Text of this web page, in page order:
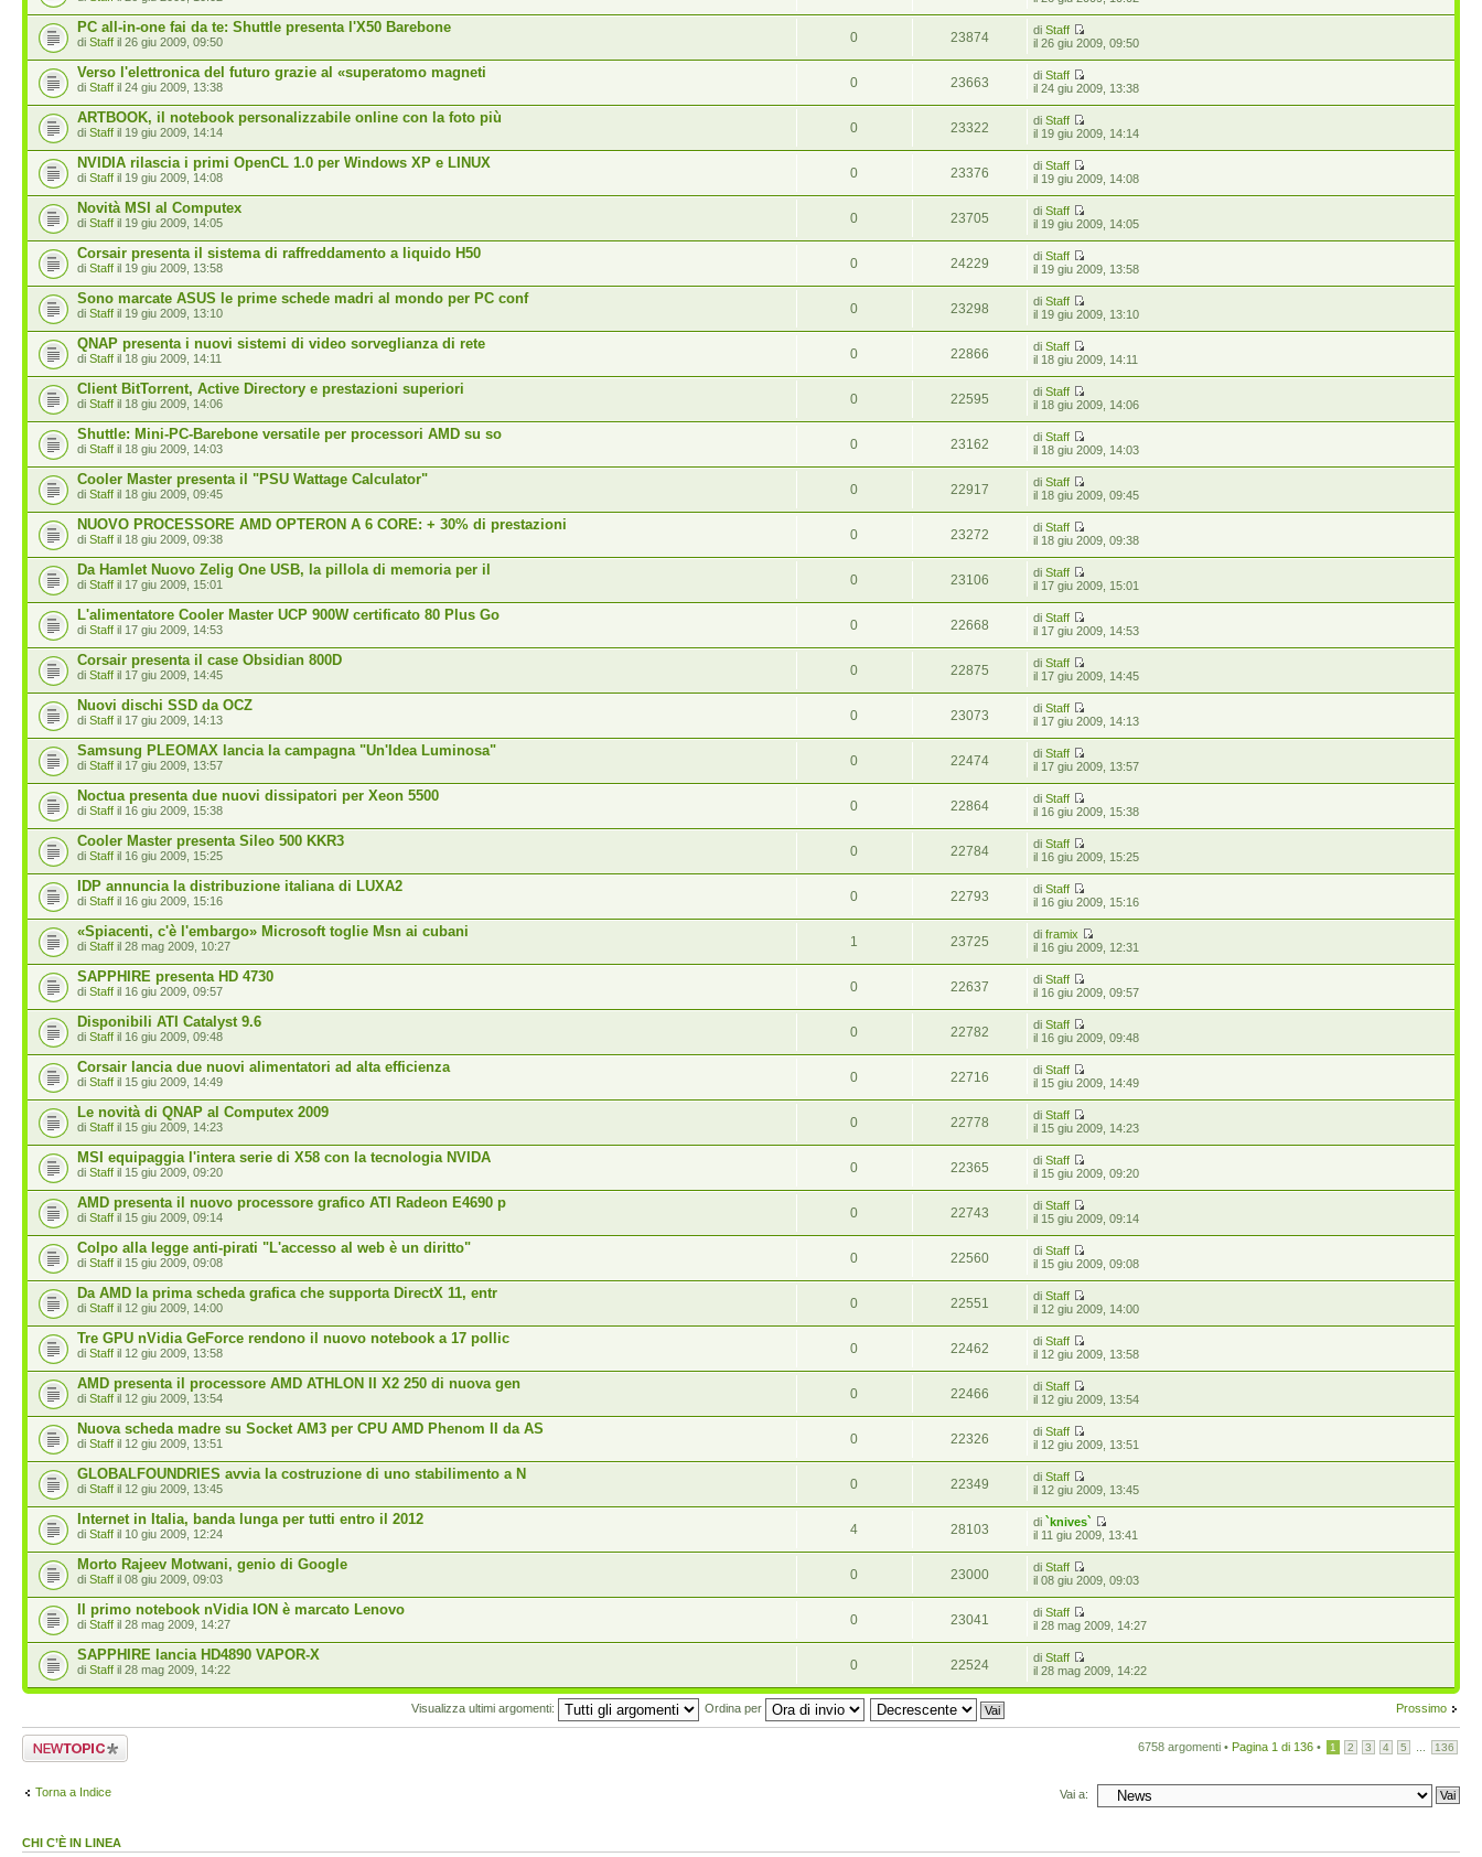
PC all-in-one fai da te: Shuttle presenta l'X50 Barebone
di Staff il 26 giu 2009, 09:50 0 23874 diStaff
il 26 giu 2009, 09:50
Verso l'elettronica del futuro grazie al «superatomo magneti
di Staff il 24 giu 2009, 13:38 0 23663 diStaff
il 24 giu 2009, 13:38
ARTBOOK, il notebook personalizzabile online con la foto più
di Staff il 19 giu 2009, 14:14 0 23322 diStaff
il 19 giu 2009, 14:14
NVIDIA rilascia i primi OpenCL 1.0 per Windows XP e LINUX
di Staff il 19 giu 2009, 14:08 0 23376 diStaff
il 19 giu 2009, 14:08
Novità MSI al Computex
di Staff il 19 giu 2009, 14:05 0 23705 diStaff
il 19 giu 2009, 14:05
Corsair presenta il sistema di raffreddamento a liquido H50
di Staff il 19 giu 2009, 13:58 0 24229 diStaff
il 19 giu 2009, 13:58
Sono marcate ASUS le prime schede madri al mondo per PC conf
di Staff il 19 giu 2009, 13:10 0 23298 diStaff
il 19 giu 2009, 13:10
QNAP presenta i nuovi sistemi di video sorveglianza di rete
di Staff il 18 giu 2009, 14:11 0 22866 diStaff
il 18 giu 2009, 14:11
Client BitTorrent, Active Directory e prestazioni superiori
di Staff il 18 giu 2009, 14:06 0 22595 diStaff
il 18 giu 2009, 14:06
Shuttle: Mini-PC-Barebone versatile per processori AMD su so
di Staff il 18 giu 2009, 14:03 0 23162 diStaff
il 18 giu 2009, 14:03
Cooler Master presenta il "PSU Wattage Calculator"
di Staff il 18 giu 2009, 09:45 0 22917 diStaff
il 18 giu 2009, 09:45
NUOVO PROCESSORE AMD OPTERON A 6 CORE: + 30% di prestazioni
di Staff il 18 giu 2009, 09:38 0 23272 diStaff
il 18 giu 2009, 09:38
Da Hamlet Nuovo Zelig One USB, la pillola di memoria per il
di Staff il 17 giu 2009, 15:01 0 23106 diStaff
il 17 giu 2009, 15:01
L'alimentatore Cooler Master UCP 900W certificato 80 Plus Go
di Staff il 17 giu 2009, 14:53 0 22668 diStaff
il 17 giu 2009, 14:53
Corsair presenta il case Obsidian 800D
di Staff il 17 giu 2009, 14:45 0 22875 diStaff
il 17 giu 2009, 14:45
Nuovi dischi SSD da OCZ
di Staff il 17 giu 2009, 14:13 0 23073 diStaff
il 17 giu 2009, 14:13
Samsung PLEOMAX lancia la campagna "Un'Idea Luminosa"
di Staff il 17 giu 2009, 13:57 0 22474 diStaff
il 17 giu 2009, 13:57
Noctua presenta due nuovi dissipatori per Xeon 5500
di Staff il 16 giu 2009, 15:38 0 22864 diStaff
il 16 giu 2009, 15:38
Cooler Master presenta Sileo 500 KKR3
di Staff il 16 giu 2009, 15:25 0 22784 diStaff
il 16 giu 2009, 15:25
IDP annuncia la distribuzione italiana di LUXA2
di Staff il 16 giu 2009, 15:16 0 22793 diStaff
il 16 giu 2009, 15:16
«Spiacenti, c'è l'embargo» Microsoft toglie Msn ai cubani
di Staff il 28 mag 2009, 10:27 1 23725 diframix
il 16 giu 2009, 12:31
SAPPHIRE presenta HD 4730
di Staff il 16 giu 2009, 09:57 0 22637 diStaff
il 16 giu 2009, 09:57
Disponibili ATI Catalyst 9.6
di Staff il 16 giu 2009, 09:48 0 22782 diStaff
il 16 giu 2009, 09:48
Corsair lancia due nuovi alimentatori ad alta efficienza
di Staff il 15 giu 2009, 14:49 0 22716 diStaff
il 15 giu 2009, 14:49
Le novità di QNAP al Computex 2009
di Staff il 15 giu 2009, 14:23 0 22778 diStaff
il 15 giu 2009, 14:23
MSI equipaggia l'intera serie di X58 con la tecnologia NVIDA
di Staff il 15 giu 2009, 09:20 0 22365 diStaff
il 15 giu 2009, 09:20
AMD presenta il nuovo processore grafico ATI Radeon E4690 p
di Staff il 15 giu 2009, 09:14 0 22743 diStaff
il 15 giu 2009, 09:14
Colpo alla legge anti-pirati "L'accesso al web è un diritto"
di Staff il 15 giu 2009, 09:08 0 22560 diStaff
il 15 giu 2009, 09:08
Da AMD la prima scheda grafica che supporta DirectX 11, entr
di Staff il 12 giu 2009, 14:00 0 22551 diStaff
il 12 giu 2009, 14:00
Tre GPU nVidia GeForce rendono il nuovo notebook a 17 pollic
di Staff il 12 giu 2009, 13:58 0 22462 diStaff
il 12 giu 2009, 13:58
AMD presenta il processore AMD ATHLON II X2 250 di nuova gen
di Staff il 12 giu 2009, 13:54 0 22466 diStaff
il 12 giu 2009, 13:54
Nuova scheda madre su Socket AM3 per CPU AMD Phenom II da AS
di Staff il 12 giu 2009, 13:51 0 22326 diStaff
il 12 giu 2009, 13:51
GLOBALFOUNDRIES avvia la costruzione di uno stabilimento a N
di Staff il 12 giu 2009, 13:45 0 22349 diStaff
il 12 giu 2009, 13:45
Internet in Italia, banda lunga per tutti entro il 2012
di Staff il 10 giu 2009, 12:24 4 28103 di `knives`
il 11 giu 2009, 13:41
Morto Rajeev Motwani, genio di Google
di Staff il 08 giu 2009, 09:03 0 23000 diStaff
il 08 giu 2009, 09:03
Il primo notebook nVidia ION è marcato Lenovo
di Staff il 28 mag 2009, 14:27 0 23041 diStaff
il 28 mag 2009, 14:27
SAPPHIRE lancia HD4890 VAPOR-X
di Staff il 28 mag 2009, 14:22 0 22524 diStaff
il 28 mag 2009, 14:22
Prossimo
Visualizza ultimi argomenti: Ordina per
Scrivi un nuovo
argomento
6758 argomenti • Pagina 1 di 136 • 1 2 3 4 5 136
Torna a Indice Vai a:
CHI C’È IN LINEA